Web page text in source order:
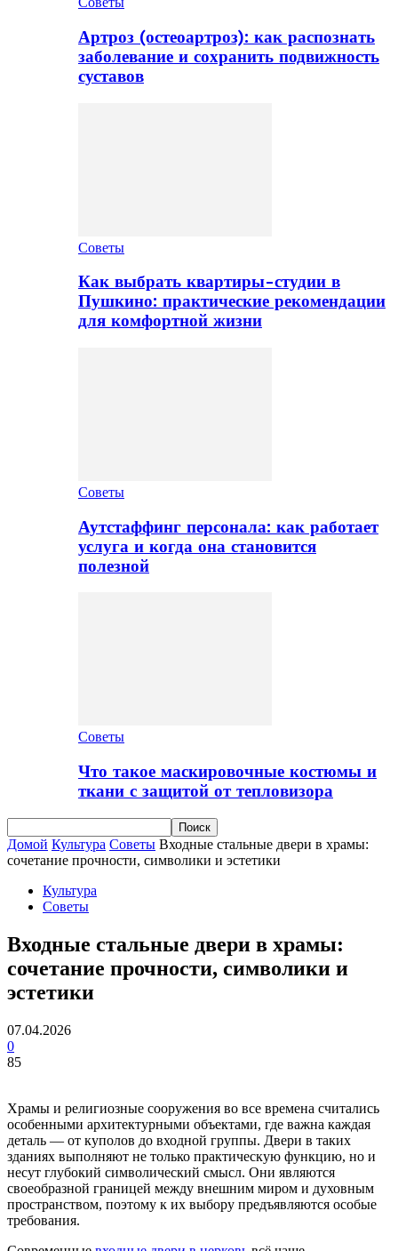
Артроз (остеоартроз): как распознать
заболевание и сохранить подвижность
суставов
Советы
Как выбрать квартиры-студии в
Пушкино: практические рекомендации
для комфортной жизни
Советы
Аутстаффинг персонала: как работает
услуга и когда она становится
полезной
Советы
Что такое маскировочные костюмы и
ткани с защитой от тепловизора
Домой Культура Советы Входные стальные двери в храмы:
сочетание прочности, символики и эстетики
Культура
Советы
Входные стальные двери в храмы:
сочетание прочности, символики и
эстетики
07.04.2026
0
85
Храмы и религиозные сооружения во все времена считались
особенными архитектурными объектами, где важна каждая
деталь — от куполов до входной группы. Двери в таких
зданиях выполняют не только практическую функцию, но и
несут глубокий символический смысл. Они являются
своеобразной границей между внешним миром и духовным
пространством, поэтому к их выбору предъявляются особые
требования.